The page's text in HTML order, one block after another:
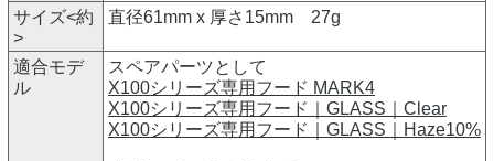
サイズ<約
>
直径61mm x 厚さ15mm 27g
適合モデ
ル
スペアパーツとして
X100シリーズ専用フード MARK4
X100シリーズ専用フード｜GLASS｜Clear
X100シリーズ専用フード｜GLASS｜Haze10%